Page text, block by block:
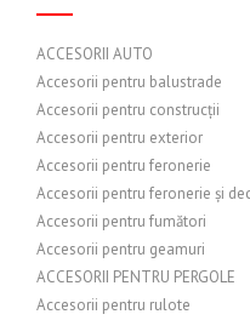
ACCESORII AUTO
Accesorii pentru balustrade
Accesorii pentru construcții
Accesorii pentru exterior
Accesorii pentru feronerie
Accesorii pentru feronerie și
Accesorii pentru fumători
Accesorii pentru geamuri
ACCESORII PENTRU PERGOLE
Accesorii pentru rulote